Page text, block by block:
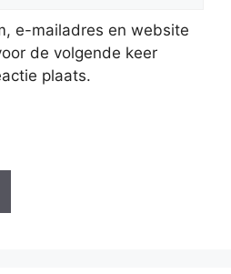
e-mailadres en website
de volgende keer
plaats.